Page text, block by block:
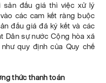
sản đấu giá thì việc xử lý
các cam kết ràng buộc
đấu giá đã ký kết và các
Dân sự nước Cộng hòa xã
quy định của Quy chế
thức thanh toán